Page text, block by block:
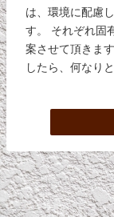
は、環境に配慮
す。 それぞれ固
案させて頂きま
したら、何なり